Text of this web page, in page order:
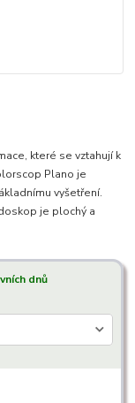
které se vztahují k
Plano je
vyšetření.
je plochý a
dnů